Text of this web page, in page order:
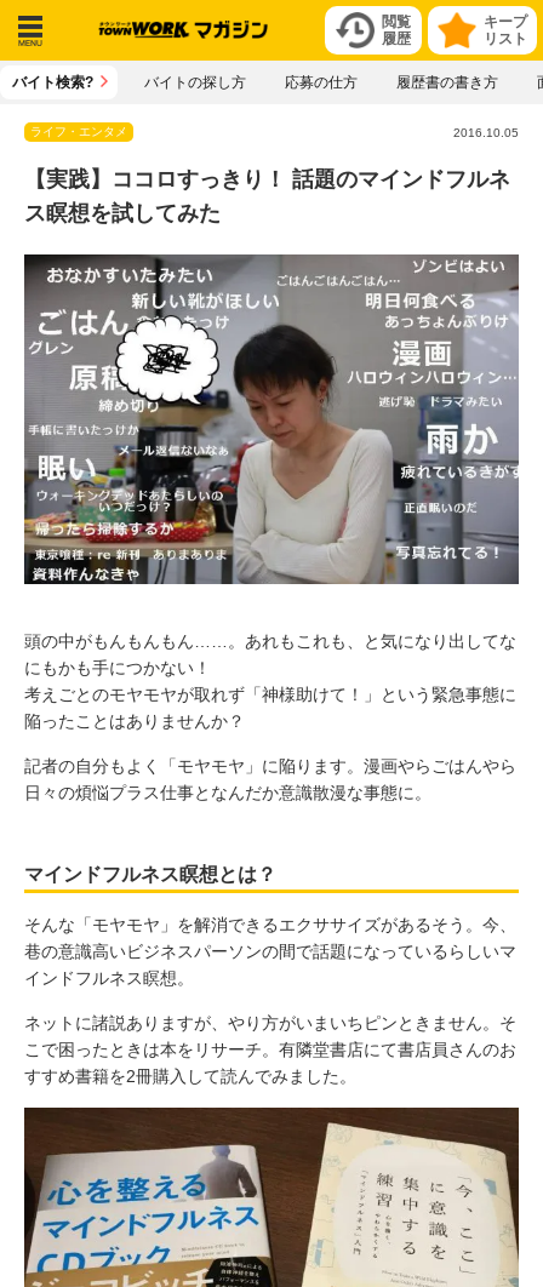
キープ
リスト
閲覧
履歴
メニ
バイト検索? バイトの探し方 応募の仕方 履歴書の書き方
ライフ・エンタメ 2016.10.05
【実践】ココロすっきり！ 話題のマインドフルネ
ス瞑想を試してみた
頭の中がもんもんもん……。あれもこれも、と気になり出してな
にもかも手につかない！
考えごとのモヤモヤが取れず「神様助けて！」という緊急事態に
陥ったことはありませんか？
記者の自分もよく「モヤモヤ」に陥ります。漫画やらごはんやら
日々の煩悩プラス仕事となんだか意識散漫な事態に。
マインドフルネス瞑想とは？
そんな「モヤモヤ」を解消できるエクササイズがあるそう。今、
巷の意識高いビジネスパーソンの間で話題になっているらしいマ
インドフルネス瞑想。
ネットに諸説ありますが、やり方がいまいちピンときません。そ
こで困ったときは本をリサーチ。有隣堂書店にて書店員さんのお
すすめ書籍を2冊購入して読んでみました。